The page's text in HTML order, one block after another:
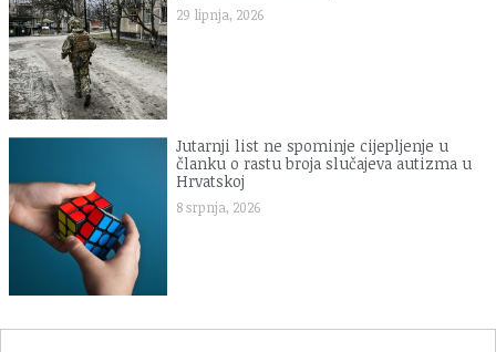
29 lipnja, 2026
Jutarnji list ne spominje cijepljenje u
članku o rastu broja slučajeva autizma u
Hrvatskoj
8 srpnja, 2026